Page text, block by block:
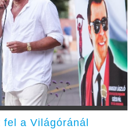
fel a Világóránál